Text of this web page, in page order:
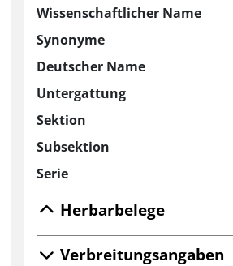
Wissenschaftlicher Name
Synonyme
Deutscher Name
Untergattung
Sektion
Subsektion
Serie
Herbarbelege
Verbreitungsangaben